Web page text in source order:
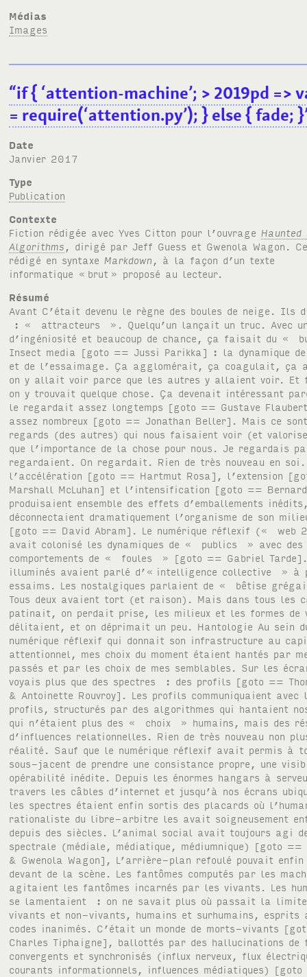
Médias
Images
“if { ‘attention-machine’; > 2019pd =>
= require(‘attention.py’); } else { fade;
Date
janvier 2017
Type
Publication
Contexte
Fiction rédigée avec Yves Citton pour l’ouvrage Haunted
Algorithms , dirigé par Jeff Guess et Gwenola Wagon.
rédigé en syntaxe Markdown , à la façon d’un texte
informatique « brut » proposé au lecteur.
Résumé
Avant C’était devenu le règne des boules de neige. Ils disaient : « attracteurs ». Quelqu’un lançait un truc. Avec un peu d’ingéniosité et beaucoup de chance, ça faisait du « buzz ». Insect media [goto == Jussi Parikka] : la dynamique de l’essaim et de l’essaimage. Ça agglomérait, ça coagulait, ça agrégeait, on y allait voir parce que les autres y allaient voir. Et forcément, on y trouvait quelque chose. Ça devenait intéressant parce qu’on le regardait assez longtemps [goto == Gustave Flaubert] ou assez nombreux [goto == Jonathan Beller]. Mais ce sont les regards (des autres) qui nous faisaient voir (et valoriser), plutôt que l’importance de la chose pour nous. Je regardais parce qu’ils regardaient. On regardait. Rien de très nouveau en soi. Sauf que l’accélération [goto == Hartmut Rosa], l’extension [goto == Marshall McLuhan] et l’intensification [goto == Bernard Stiegler] produisaient ensemble des effets d’emballements inédits, qui déconnectaient dramatiquement l’organisme de son milieu matériel [goto == David Abram]. Le numérique réflexif (« web 2.0 ») avait colonisé les dynamiques de « publics » avec des comportements de « foules » [goto == Gabriel Tarde]. Les illuminés avaient parlé d’« intelligence collective » à propos des essaims. Les nostalgiques parlaient de « bêtise grégaire ». Tous deux avaient tort (et raison). Mais dans tous les cas, ça patinait, on perdait prise, les milieux et les formes de vie se délitaient, et on déprimait un peu. Hantologie Au sein du numérique réflexif qui donnait son infrastructure au capitalisme attentionnel, mes choix du moment étaient hantés par mes choix passés et par les choix de mes semblables. Sur les écrans, je ne voyais plus que des spectres : des profils [goto == Thomas Berns & Antoinette Rouvroy]. Les profils communiquaient avec les profils, structurés par des algorithmes qui hantaient nos choix, qui n’étaient plus des « choix » humains, mais des résultantes d’influences relationnelles. Rien de très nouveau non plus, en réalité. Sauf que le numérique réflexif avait permis à tout ce jeu sous-jacent de prendre une consistance propre, une visibilité, une opérabilité inédite. Depuis les énormes hangars à serveurs à travers les câbles d’internet et jusqu’à nos écrans ubiquitaires, les spectres étaient enfin sortis des placards où l’humanisme rationaliste du libre-arbitre les avait soigneusement enfermés depuis des siècles. L’animal social avait toujours agi de façon spectrale (médiale, médiatique, médiumnique) [goto == Jeff Guess & Gwenola Wagon], L’arrière-plan refoulé pouvait enfin passer au devant de la scène. Les fantômes computés par les machines agitaient les fantômes incarnés par les vivants. Les humanistes se lamentaient : on ne savait plus où passait la limite entre vivants et non-vivants, humains et surhumains, esprits animaux et codes inanimés. C’était un monde de morts-vivants [goto == Charles Tiphaigne], ballottés par des hallucinations de flux convergents et synchronisés (influx nerveux, flux électriques, courants informationnels, influences médiatiques) [goto == Jeffrey Sconce]. Les post-humanistes rêvaient les yeux ouverts. Les autres s’interrogaient : maintenant que nos fantômes pouvaient être analysés et reprogrammés par algorithmes, qu’allions-nous devenir ? Après Ça avait effectivement aboli l’Histoire [goto == Vilém Flusser]. Mais on s’en foutait. C’était un peu désorientant, mais qu’est-ce qu’on respirait mieux ! L’horizon s’était débouché, réouvert, plus bas, plus étroit peut-être, mais quand même bien plus clair, plus sec, plus vivifiant. Entre-deux Un hack. Pardon : LE hack. THE exploit [goto == Alexander Galloway et Eugene Thacker] Celui qui avait tout changé. Celui qui nous avait fait sortir du capitalisme tardif en nous faisant sortir de l’économie de l’attention. Au commencement Ça avait été juste un simple script, à peine quelques lignes de code permettant d’autodétruire un site web au moment où il était repéré par les bots du moteur de recherche Google. Ce qui était censé capter des informations devenait l’agent de leur effacement, faisant ainsi de l’index du Web une sorte de Méduse algorithmique. Ne restait de cette expérience amateur [goto == @mroth] qu’un dépôt GitHub informant laconiquement que le site web de test avait disparu au bout de 22 jours. if (n > 0) { var client = config.redis.client(); // if the previous times indexed was null, this is the first time // we were indexed! so we need to record the historic moment. // instead doing a query/response, let’s be clever and use SETNX. client.multi() .set([“times_indexed”, n]) .del(“content”) .del(“comments”) .setnx([“destroyed_at”, (new Date()).toString()]) .exec(function (err, replies) { if (err) { console.log(“*** Error updating redis!”); process.exit(1); } console.log(“-> Set times_indexed to ” + n + “:\t\t” + replies[0]); console.log(“-> Did we just destroy content?:\t” + replies[1]); console.log(“-> Did we just destroy comments?:\t” + replies[2]); console.log(“-> Did we initialize destroyed_at?:\t” + replies[3]); client.quit(); }); } }); [source : « unindexed/scripts/query.js »](https://github.com/mroth/unindexed/blob/master/scripts/query.js) Où ? Le changement de logo de Facebook était passé inaperçu. Le nom complet de la marque aux milliards d’usagers n’apparaissait quasi nulle part, se réduisant le plus souvent à l’affichage laconique d’une icône “f”. Les guidelines « Google material » incitaient les webdesigners à charger à distance leurs fichiers typographiques “espion” via une combinaison de Javascript et de CSS @font-face ; promesse d’un chargement accéléré et d’un meilleur référencement. Rapidement, tous les sites et application se ressemblèrent. Répétition. Différence. [goto == Gilles Deleuze] Quand ? C’est à cette époque que le virus avait été injecté au sein des populations européennes. Une dizaine d’images avaient suffi. Prises en photo au musée. C’était parti d’une image analogique. (Personne ne comprend encore comment ça a pu se faire). L’image d’une tempête en mer. [goto == Charles Tiphaigne] Une image banale, un tableau sans mérite, une croûte – qui allait lancer une énorme lèpre dont crèverait le capitalisme numérique. On avait annoncé : « The Value of Art ». On s’attendait à un truc ironique. On ne savait qu’en penser. On avait cru comprendre quand on avait vu le petit dispositif installé en dessous du tableau : un détecteur de regard qui mesurait le temps que passait les spectateurs devant l’œuvre, relié à un petit rouleau de papier où une imprimante inscrivait les ajouts de valeur apportés par chaque seconde ajoutée d’attention humaine. [goto == Christa Sommerer & Laurent Mignonneau] Quels effets ? Premiers symptômes : des blanchiments. D’abord une simple pâleur sur les photos de fin de soirée et des vacances sur la plage déposées sur les réseaux sociaux [goto == Benoît Plateus]. On accusait alors les fabriquants d’écran d’avoir mal conçu leurs drivers et des milliers de dalles avaient du être renvoyées aux entrepôts de Dell, Sony ou Samsung, leur occasionnant des pertes chiffrées à plusieurs millions d’euros. On croyait pouvoir facilement endiguer ces bugs. Mais Apple fut soudainement touché. Tous les écrans pâlissaient, vieillissaient prématurément. On avait dénoncé une obsolescence programmée à trop grande vitesse. Erreur de calcul ? Cupidité autodestructrice ? Le scandale était énorme. Les dirigeants juraient qu’ils n’y étaient pour rien. Personne ne les croyait. Ils rappelèrent toute la dernière génération d’iPad UltraRetina++, parce que les couleurs bien moins vives que celles de la précédente génération. L’obsolescence devenait un progrès inversé : dégénérescence. Les technophobes jubilaient. En fait, des hackers avaient réussi à craquer les codes du dernier iOS. Quelle occasion ? C’est avec un vieil iPhone Edge qu’on avait pris une photo de la tempête en mer de « The Value of Art ». Les hackers – sans doute en connivence avec les artistes – avaient réussi à introduire un effet de feedback entre l’œil de l’appareil-photo et le détecteur de regard placé sous le tableau. Ça s’était emballé, comme un effet Larsen d’attention machinique [goto == Jean Baudrillard]. Ça leur avait donné des idées… Par quelle voie ? Le bug s’était répandu par un simple SMS permettant de redémarrer à distance n’importe quel iPhone le recevant en raison de la présence de caractères spéciaux non reconnus par l’OS [goto == Reddit]. Diffusé via n’importe quelle application de tchat, ce hack minimaliste était passé inaperçu pendant que tout le monde se focalisait sur les problèmes liés à l’altération des images. Il ne tarda pas à muter. Un des fork les plus connus se basait sur une sonnerie MP3 permettant de reconfigurer les paramètres des OS Apple dans une zone de 20 mètres via un script diffusé en